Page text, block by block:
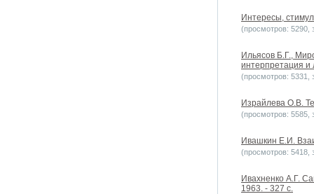
Интересы,
(просмотров: 5290,
Ильясов Б.Г.,
интерпретация и
(просмотров: 5331,
Израйлева О.В.
(просмотров: 5585,
Ивашкин Е.И.
(просмотров: 5418,
Ивахненко А.Г.
1963. - 327 с.